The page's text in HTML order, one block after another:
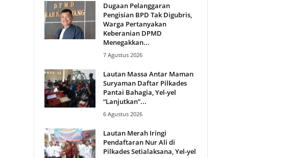
Dugaan Pelanggaran
Pengisian BPD Tak Digubris,
Warga Pertanyakan
Keberanian DPMD
Menegakkan...
7 Agustus 2026
Lautan Massa Antar Maman
Suryaman Daftar Pilkades
Pantai Bahagia, Yel-yel
“Lanjutkan”...
6 Agustus 2026
Lautan Merah Iringi
Pendaftaran Nur Ali di
Pilkades Setialaksana, Yel-yel